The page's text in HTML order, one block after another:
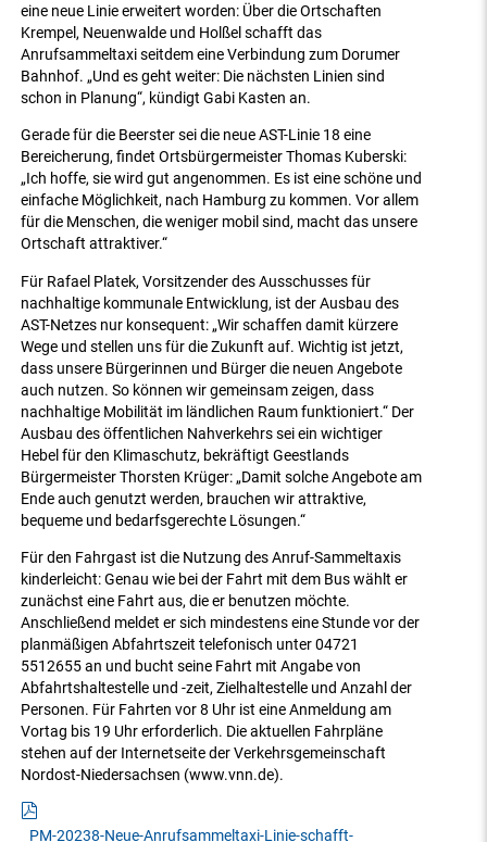
eine neue Linie erweitert worden: Über die Ortschaften
Krempel, Neuenwalde und Holßel schafft das
Anrufsammeltaxi seitdem eine Verbindung zum Dorumer
Bahnhof. „Und es geht weiter: Die nächsten Linien sind
schon in Planung“, kündigt Gabi Kasten an.
Gerade für die Beerster sei die neue AST-Linie 18 eine
Bereicherung, findet Ortsbürgermeister Thomas Kuberski:
„Ich hoffe, sie wird gut angenommen. Es ist eine schöne und
einfache Möglichkeit, nach Hamburg zu kommen. Vor allem
für die Menschen, die weniger mobil sind, macht das unsere
Ortschaft attraktiver.“
Für Rafael Platek, Vorsitzender des Ausschusses für
nachhaltige kommunale Entwicklung, ist der Ausbau des
AST-Netzes nur konsequent: „Wir schaffen damit kürzere
Wege und stellen uns für die Zukunft auf. Wichtig ist jetzt,
dass unsere Bürgerinnen und Bürger die neuen Angebote
auch nutzen. So können wir gemeinsam zeigen, dass
nachhaltige Mobilität im ländlichen Raum funktioniert.“ Der
Ausbau des öffentlichen Nahverkehrs sei ein wichtiger
Hebel für den Klimaschutz, bekräftigt Geestlands
Bürgermeister Thorsten Krüger: „Damit solche Angebote am
Ende auch genutzt werden, brauchen wir attraktive,
bequeme und bedarfsgerechte Lösungen.“
Für den Fahrgast ist die Nutzung des Anruf-Sammeltaxis
kinderleicht: Genau wie bei der Fahrt mit dem Bus wählt er
zunächst eine Fahrt aus, die er benutzen möchte.
Anschließend meldet er sich mindestens eine Stunde vor der
planmäßigen Abfahrtszeit telefonisch unter 04721
5512655 an und bucht seine Fahrt mit Angabe von
Abfahrtshaltestelle und -zeit, Zielhaltestelle und Anzahl der
Personen. Für Fahrten vor 8 Uhr ist eine Anmeldung am
Vortag bis 19 Uhr erforderlich. Die aktuellen Fahrpläne
stehen auf der Internetseite der Verkehrsgemeinschaft
Nordost-Niedersachsen (www.vnn.de).
PM-20238-Neue-Anrufsammeltaxi-Linie-schafft-